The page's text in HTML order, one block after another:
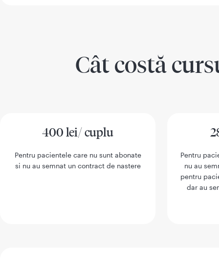
Cât costă
400 lei/ cuplu
Pentru pacientele care nu sunt abonate
si nu au semnat un contract de nastere
Pentru
nu au
pentru
dar au